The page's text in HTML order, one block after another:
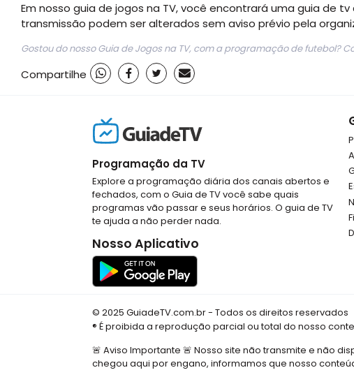
Em nosso guia de jogos na TV, você encontrará uma guia
transmissão podem ser alterados sem aviso prévio pela
Gostou do nosso Guia de Jogos na TV, com a programação de futebol?
Compartilhe
Programação da TV
Explore a programação diária dos canais abertos e
fechados, com o Guia de TV você sabe quais
programas vão passar e seus horários. O guia de TV
te ajuda a não perder nada.
Nosso Aplicativo
© 2025 GuiadeTV.com.br - Todos os direitos reservados
® É proibida a reprodução parcial ou total do nosso
🚨 Aviso Importante 🚨 Nosso site não transmite e não
chegou aqui por engano, informamos que nosso